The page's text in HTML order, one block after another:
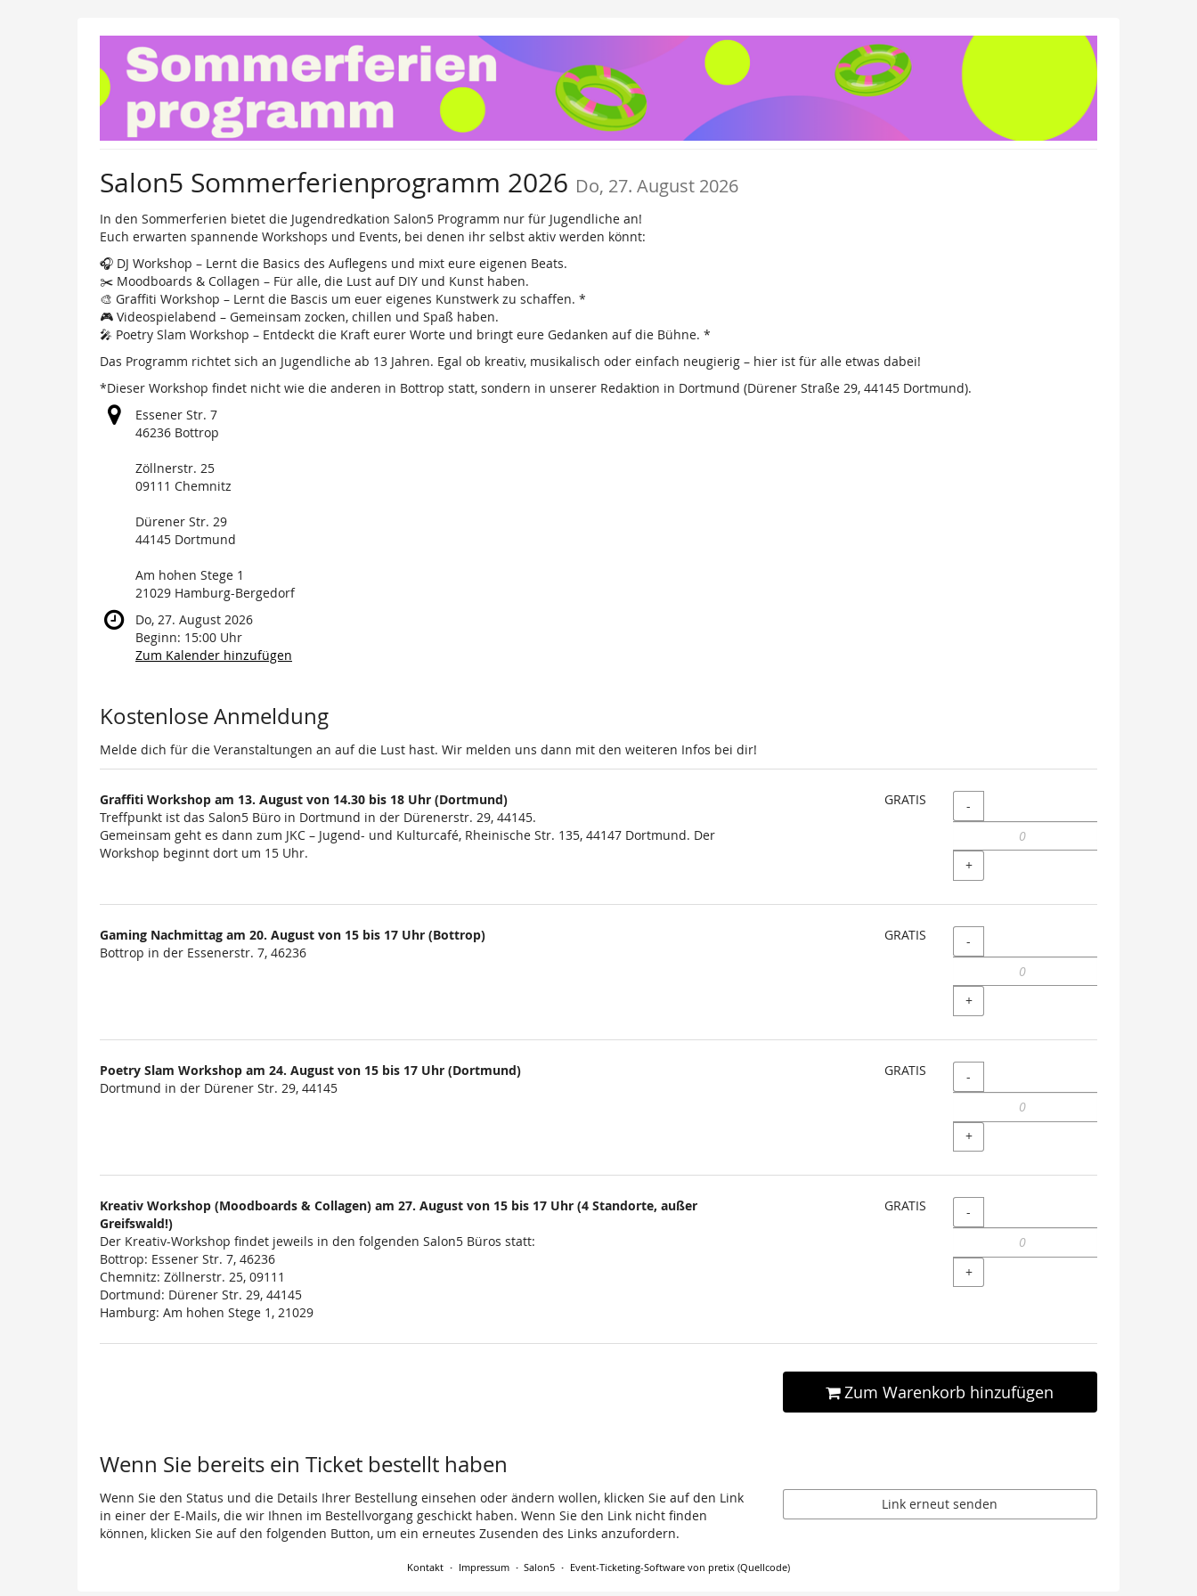
Salon5 Sommerferienprogramm 2026 Do, 27. August 2026
In den Sommerferien bietet die Jugendredkation Salon5 Programm nur für Jugendliche an!
Euch erwarten spannende Workshops und Events, bei denen ihr selbst aktiv werden könnt:
🎧 DJ Workshop – Lernt die Basics des Auflegens und mixt eure eigenen Beats.
✂️ Moodboards & Collagen – Für alle, die Lust auf DIY und Kunst haben.
🎨 Graffiti Workshop – Lernt die Bascis um euer eigenes Kunstwerk zu schaffen. *
🎮 Videospielabend – Gemeinsam zocken, chillen und Spaß haben.
🎤 Poetry Slam Workshop – Entdeckt die Kraft eurer Worte und bringt eure Gedanken auf die Bühne. *
Das Programm richtet sich an Jugendliche ab 13 Jahren. Egal ob kreativ, musikalisch oder einfach neugierig – hier ist für alle etwas dabei!
*Dieser Workshop findet nicht wie die anderen in Bottrop statt, sondern in unserer Redaktion in Dortmund (Dürener Straße 29, 44145 Dortmund).
Essener Str. 7
46236 Bottrop
Zöllnerstr. 25
09111 Chemnitz
Dürener Str. 29
44145 Dortmund
Am hohen Stege 1
21029 Hamburg-Bergedorf
Do, 27. August 2026
Beginn: 15:00 Uhr
Zum Kalender hinzufügen
Produkte
Kostenlose Anmeldung
Melde dich für die Veranstaltungen an auf die Lust hast. Wir melden uns dann mit den weiteren Infos bei dir!
Graffiti Workshop am 13. August von 14.30 bis 18 Uhr (Dortmund)
Treffpunkt ist das Salon5 Büro in Dortmund in der Dürenerstr. 29, 44145.
Gemeinsam geht es dann zum JKC – Jugend- und Kulturcafé, Rheinische Str. 135, 44147 Dortmund. Der
Workshop beginnt dort um 15 Uhr.
GRATIS Menge
-
+
Gaming Nachmittag am 20. August von 15 bis 17 Uhr (Bottrop)
Bottrop in der Essenerstr. 7, 46236
GRATIS Menge
-
+
Poetry Slam Workshop am 24. August von 15 bis 17 Uhr (Dortmund)
Dortmund in der Dürener Str. 29, 44145
GRATIS Menge
-
+
Kreativ Workshop (Moodboards & Collagen) am 27. August von 15 bis 17 Uhr (4 Standorte, außer
Greifswald!)
Der Kreativ-Workshop findet jeweils in den folgenden Salon5 Büros statt:
Bottrop: Essener Str. 7, 46236
Chemnitz: Zöllnerstr. 25, 09111
Dortmund: Dürener Str. 29, 44145
Hamburg: Am hohen Stege 1, 21029
GRATIS Menge
-
+
Zum Warenkorb hinzufügen
Wenn Sie bereits ein Ticket bestellt haben
Wenn Sie den Status und die Details Ihrer Bestellung einsehen oder ändern wollen, klicken Sie auf den Link
in einer der E-Mails, die wir Ihnen im Bestellvorgang geschickt haben. Wenn Sie den Link nicht finden
können, klicken Sie auf den folgenden Button, um ein erneutes Zusenden des Links anzufordern.
Link erneut senden
Kontakt Impressum Salon5 Event-Ticketing-Software von pretix(Quellcode)